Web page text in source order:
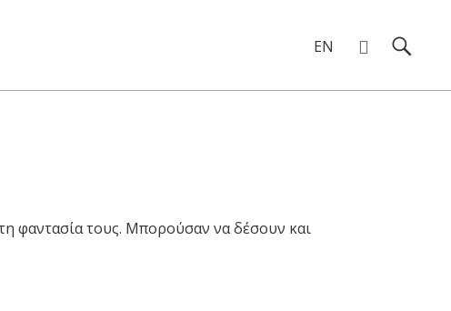
EN
φαντασία τους. Μπορούσαν να δέσουν και